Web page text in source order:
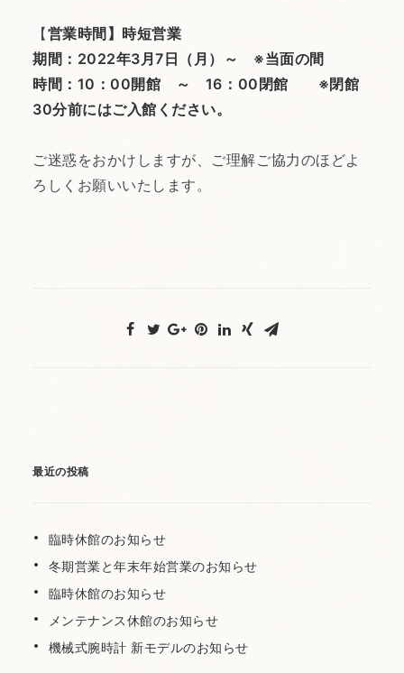
【営業時間】時短営業
期間：2022年3月7日（月）～ ※当面の間
時間：10：00開館 ～ 16：00閉館
※閉館
30分前にはご入館ください。
ご迷惑をおかけしますが、ご理解ご協力のほどよ
ろしくお願いいたします。
最近の投稿
臨時休館のお知らせ
冬期営業と年末年始営業のお知らせ
臨時休館のお知らせ
メンテナンス休館のお知らせ
機械式腕時計 新モデルのお知らせ